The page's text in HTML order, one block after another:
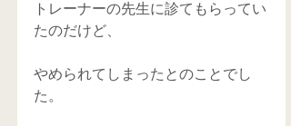
トレーナーの先生に診てもらってい
たのだけど、
やめられてしまったとのことでし
た。